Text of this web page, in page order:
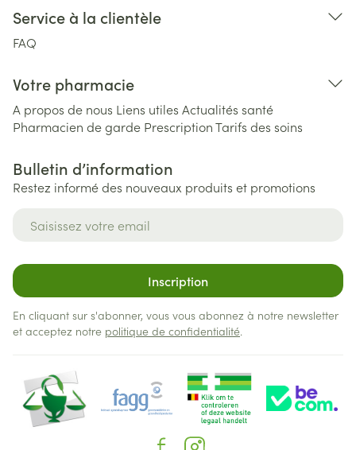
Service à la clientèle
FAQ
Votre pharmacie
A propos de nous Liens utiles Actualités santé
Pharmacien de garde PrescriptionTarifs des soins
Bulletin d’information
Restez informé des nouveaux produits et promotions
Inscription
En cliquant sur s'abonner, vous vous abonnez à notre newsletter
et acceptez notre politique de confidentialité.